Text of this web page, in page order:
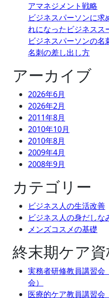
アマネジメント戦略
ビジネスパーソンに求
れになったビジネスス
ビジネスパーソンの名
名刺の差し出し方
アーカイブ
2026年6月
2026年2月
2011年8月
2010年10月
2010年8月
2009年4月
2008年9月
カテゴリー
ビジネス人の生活改善
ビジネス人の身だしな
メンズコスメの基礎
終末期ケア
実務者研修教員講習会
会）
医療的ケア教員講習会